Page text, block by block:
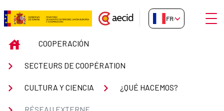
Saut au contenu principal
RÉSEAU EXTERNE
FR-FR
INICIOCOOPERACIÓN
SECTEURS DE COOPÉRATION
CULTURA Y CIENCIA ¿QUÉ HACEMOS?